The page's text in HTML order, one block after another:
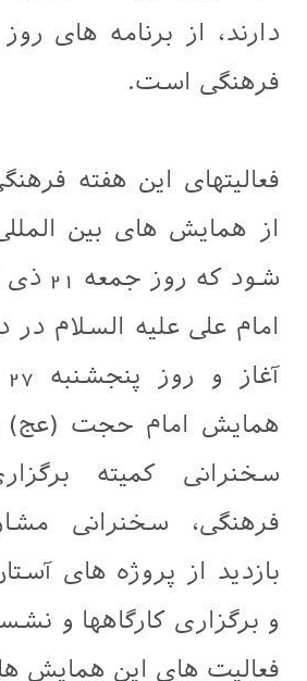
دارند، از برنامه های
فرهنگی است.
فعالیتهای این هفته
از همایش های بین
شود
امام علی علیه السلام در
همایش امام حجت (عج)
سخنرانی کمیته
فرهنگی، سخنرانی
بازدید از پروژه های
و برگزاری کارگاهها و
فعالیت های این همایش